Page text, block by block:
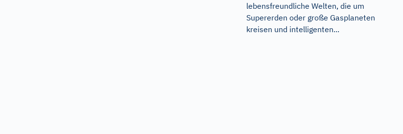
lebensfreundliche Welten, die um
Supererden oder große Gasplaneten
kreisen und intelligenten...